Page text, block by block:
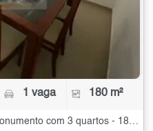
1 vaga 180 m²